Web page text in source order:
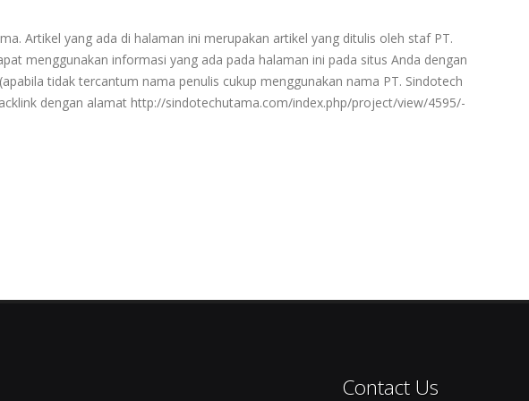
Artikel yang ada di halaman ini merupakan artikel yang ditulis oleh staf PT.
menggunakan informasi yang ada pada halaman ini pada situs Anda dengan
tidak tercantum nama penulis cukup menggunakan nama PT. Sindotech
dengan alamat http://sindotechutama.com/index.php/project/view/4595/-
Contact Us